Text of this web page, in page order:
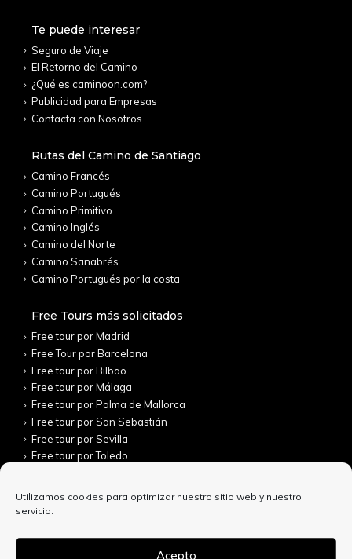
Utilizamos cookies para optimizar nuestro sitio web y nuestro
servicio.
Acepto
Te puede interesar
Seguro de Viaje
El Retorno del Camino
¿Qué es caminoon.com?
Publicidad para Empresas
Contacta con Nosotros
Rutas del Camino de Santiago
Camino Francés
Camino Portugués
Camino Primitivo
Camino Inglés
Camino del Norte
Camino Sanabrés
Camino Portugués por la costa
Free Tours más solicitados
Free tour por Madrid
Free Tour por Barcelona
Free tour por Bilbao
Free tour por Málaga
Free tour por Palma de Mallorca
Free tour por San Sebastián
Free tour por Sevilla
Free tour por Toledo